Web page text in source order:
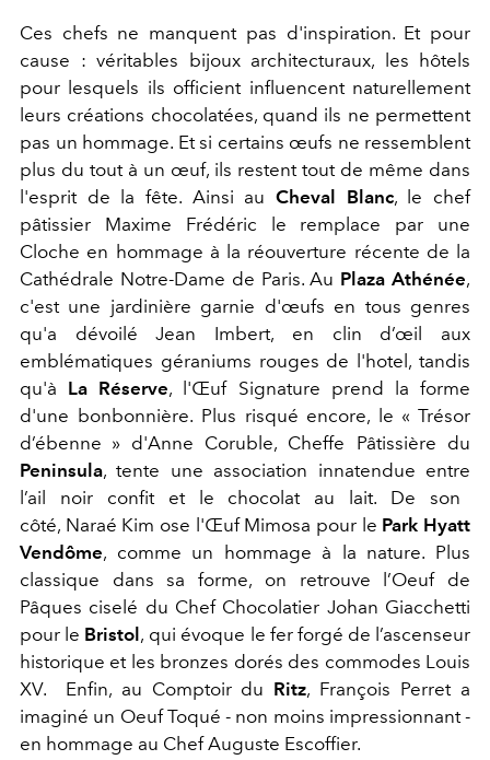
Ces chefs ne manquent pas d'inspiration. Et pour
cause : véritables bijoux architecturaux, les hôtels
pour lesquels ils officient influencent naturellement
leurs créations chocolatées, quand ils ne permettent
pas un hommage. Et si certains œufs ne ressemblent
plus du tout à un œuf, ils restent tout de même dans
l'esprit de la fête. Ainsi au Cheval Blanc, le chef
pâtissier Maxime Frédéric le remplace par une
Cloche en hommage à la réouverture récente de la
Cathédrale Notre-Dame de Paris. Au Plaza Athénée,
c'est une jardinière garnie d'œufs en tous genres
qu'a dévoilé Jean Imbert, en clin d’œil aux
emblématiques géraniums rouges de l'hotel, tandis
qu'à La Réserve, l'Œuf Signature prend la forme
d'une bonbonnière. Plus risqué encore, le « Trésor
d’ébenne » d'Anne Coruble, Cheffe Pâtissière du
Peninsula, tente une association innatendue entre
l’ail noir confit et le chocolat au lait. De son
côté, Naraé Kim ose l'Œuf Mimosa pour le Park Hyatt
Vendôme, comme un hommage à la nature. Plus
classique dans sa forme, on retrouve l’Oeuf de
Pâques ciselé du Chef Chocolatier Johan Giacchetti
pour le Bristol, qui évoque le fer forgé de l’ascenseur
historique et les bronzes dorés des commodes Louis
XV. Enfin, au Comptoir du Ritz, François Perret a
imaginé un Oeuf Toqué - non moins impressionnant -
en hommage au Chef Auguste Escoffier.